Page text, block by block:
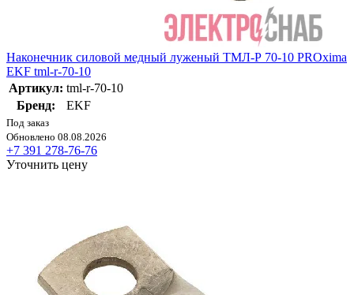
Наконечник силовой медный луженый ТМЛ-Р 70-10 PROxima
EKF tml-r-70-10
Артикул: tml-r-70-10
Бренд:
EKF
Под заказ
Обновлено 08.08.2026
+7 391 278-76-76
Уточнить цену